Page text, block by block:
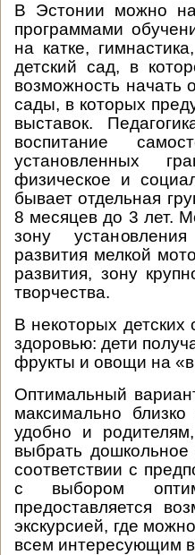
В Эстонии можно
программами
на катке,
детский сад, в
возможность начать
сады, в которых
выставок.
воспитание
установленных
физическое и
бывает отдельная
8 месяцев до 3 лет.
зону
развития мелкой
развития, зону
творчества.
В некоторых детских
здоровью: дети
фрукты и овощи на
Оптимальный
максимально
удобно и
выбрать
соответствии с
с выбором
предоставляется
экскурсией, где
всем интересующим